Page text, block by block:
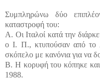
Συμπληρώνω δύο
καταστροφή του:
Α. Οι Ιταλοί κατά την
ο Ι. Π., κτυπούσαν από το
σκόπελο με κανόνια για να
Β. Η κορυφή του κόπηκε
1988.